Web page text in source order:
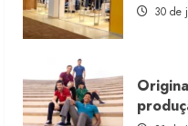
estoque
consignado30 de